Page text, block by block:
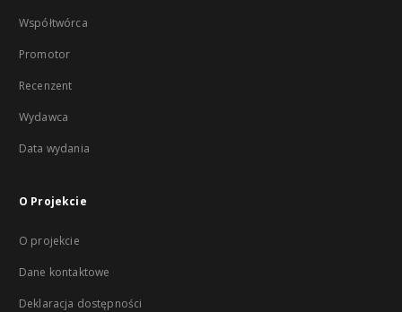
Współtwórca
Promotor
Recenzent
Wydawca
Data wydania
O Projekcie
O projekcie
Dane kontaktowe
Deklaracja dostępności